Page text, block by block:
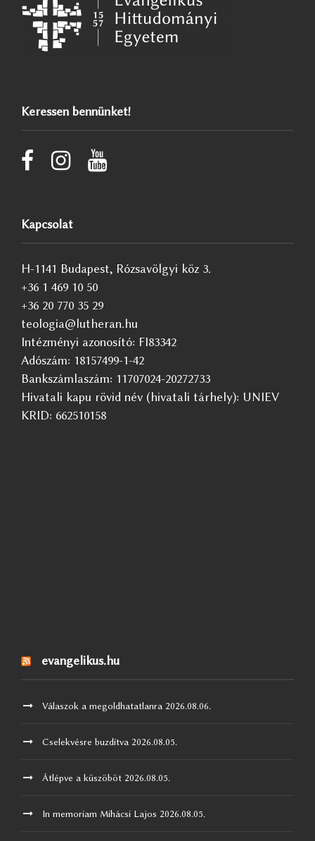
Keressen bennünket!
Kapcsolat
H-1141 Budapest, Rózsavölgyi köz 3.
+36 1 469 10 50
+36 20 770 35 29
teologia@lutheran.hu
Intézményi azonosító: FI83342
Adószám: 18157499-1-42
Bankszámlaszám: 11707024-20272733
Hivatali kapu rövid név (hivatali tárhely): UNIEV
KRID: 662510158
evangelikus.hu
Válaszok a megoldhatatlanra 2026.08.06.
Cselekvésre buzdítva 2026.08.05.
Átlépve a küszöböt 2026.08.05.
In memoriam Mihácsi Lajos 2026.08.05.